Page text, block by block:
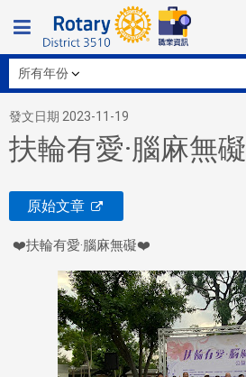
發文日期 2023-11-19
扶輪有愛·腦麻無礙
原始文章
❤️扶輪有愛·腦麻無礙❤️